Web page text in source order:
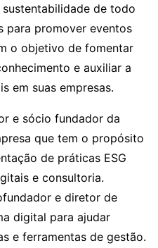
de todo
para promover eventos
o objetivo de fomentar
e auxiliar a
em suas empresas.
e sócio fundador da
que tem o propósito
de práticas ESG
e consultoria.
e diretor de
digital para ajudar
e ferramentas de gestão.